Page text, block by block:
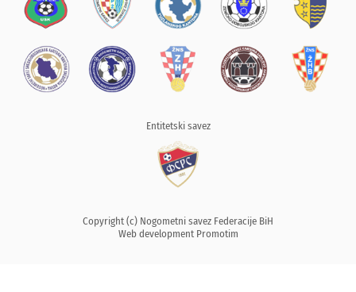
Entitetski savez
Copyright (c) Nogometni savez Federacije BiH
Web development Promotim